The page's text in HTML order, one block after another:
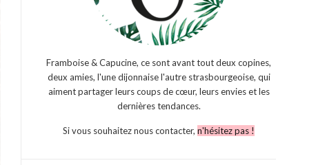
Framboise & Capucine, ce sont avant tout deux copines,
deux amies, l'une dijonnaise l'autre strasbourgeoise, qui
aiment partager leurs coups de cœur, leurs envies et les
dernières tendances.
Si vous souhaitez nous contacter,n'hésitez pas !